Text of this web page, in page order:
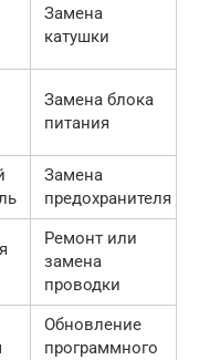
Замена
катушки
Замена блока
питания
Замена
предохранителя
Ремонт или
замена
проводки
Обновление
программного